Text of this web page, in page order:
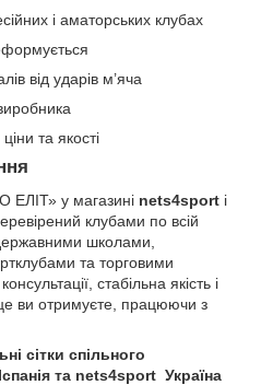
і аматорських клубах
від ударів м’яча
та якості
ЕЛІТ» у магазині nets4sport і
клубами по всій
школами,
та торговими
стабільна якість і
ви отримуєте, працюючи з
сітки спільного
та nets4sport Україна